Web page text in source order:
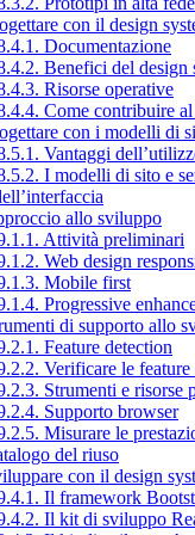
con il design
Documentazione
Benefici del design
Risorse operative
Come contribuire
con i modelli di
Vantaggi
I modelli di sito e
allo sviluppo
Attività preliminari
Web design
Mobile first
Progressive
di supporto allo
Feature detection
Verificare le
Strumenti e risorse
Supporto browser
Misurare le
del riuso
con il design
Il framework
Il kit di sviluppo